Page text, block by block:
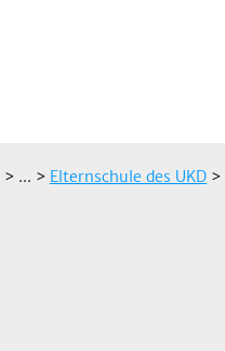
> ... > Elternschule des UKD >